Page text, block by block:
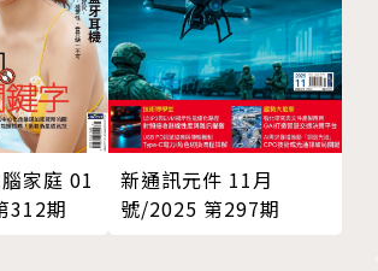
智慧建築、智慧醫療、智慧交通、智慧
位看板、環境監控等。
家庭 01
312期
新通訊元件 11月
號/2025 第297期